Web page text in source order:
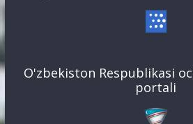
O'zbekiston Respublikasi
portali